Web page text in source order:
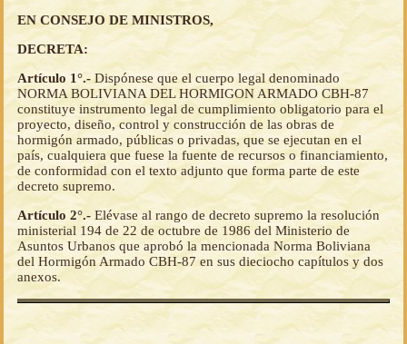
EN CONSEJO DE MINISTROS,
DECRETA:
Artículo 1°.- Dispónese que el cuerpo legal denominado
NORMA BOLIVIANA DEL HORMIGON ARMADO CBH-87
constituye instrumento legal de cumplimiento obligatorio para el
proyecto, diseño, control y construcción de las obras de
hormigón armado, públicas o privadas, que se ejecutan en el
país, cualquiera que fuese la fuente de recursos o financiamiento,
de conformidad con el texto adjunto que forma parte de este
decreto supremo.
Artículo 2°.- Elévase al rango de decreto supremo la resolución
ministerial 194 de 22 de octubre de 1986 del Ministerio de
Asuntos Urbanos que aprobó la mencionada Norma Boliviana
del Hormigón Armado CBH-87 en sus dieciocho capítulos y dos
anexos.